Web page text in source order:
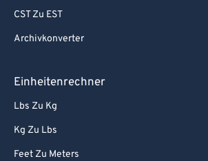
CST Zu EST
Archivkonverter
Einheitenrechner
Lbs Zu Kg
Kg Zu Lbs
Feet Zu Meters